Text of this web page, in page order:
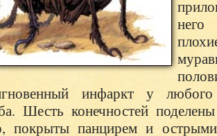
инфаркт у
Шесть конечностей
покрыты панцирем и